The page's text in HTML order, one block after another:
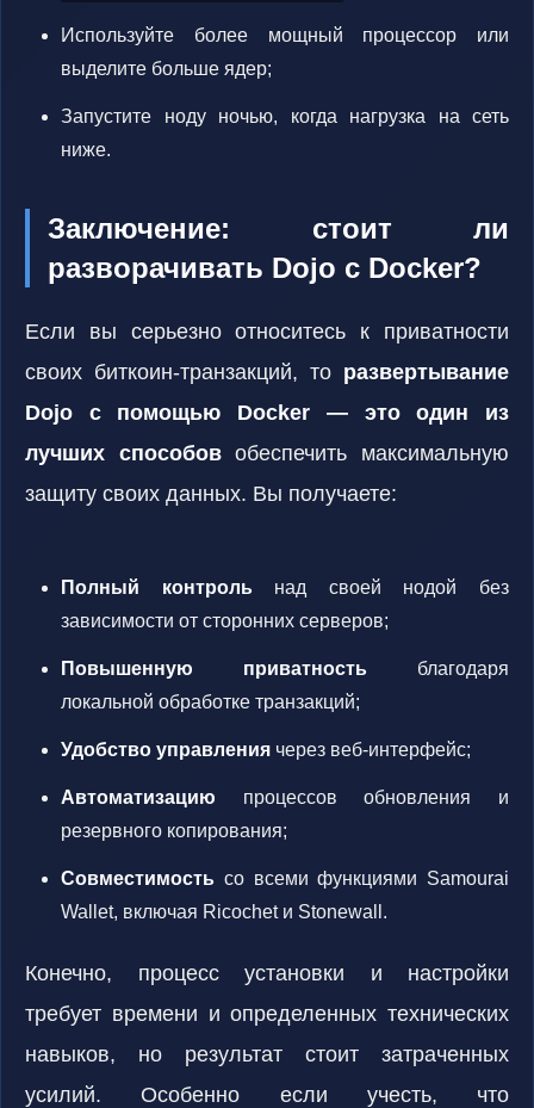
Используйте более мощный процессор или
выделите больше ядер;
Запустите ноду ночью, когда нагрузка на сеть
ниже.
Заключение: стоит ли
разворачивать Dojo с Docker?
Если вы серьезно относитесь к приватности
своих биткоин-транзакций, то развертывание
Dojo с помощью Docker — это один из
лучших способовобеспечить максимальную
защиту своих данных. Вы получаете:
Полный контрольнад своей нодой без
зависимости от сторонних серверов;
Повышенную приватность благодаря
локальной обработке транзакций;
Удобство управления через веб-интерфейс;
Автоматизацию процессов обновления и
резервного копирования;
Совместимость со всеми функциями Samourai
Wallet, включая Ricochet и Stonewall.
Конечно, процесс установки и настройки
требует времени и определенных технических
навыков, но результат стоит затраченных
усилий. Особенно если учесть, что